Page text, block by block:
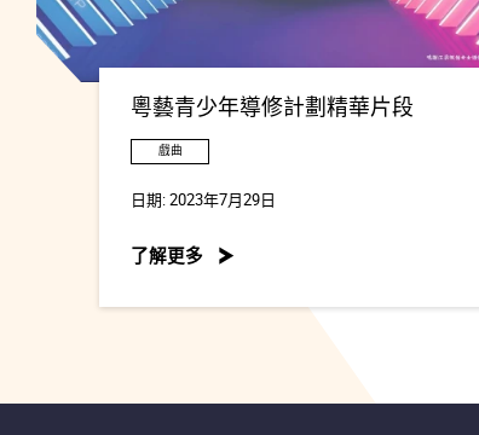
粵藝青少年導修計劃精華片段
戲曲
日期:2023年7月29日
了解更多